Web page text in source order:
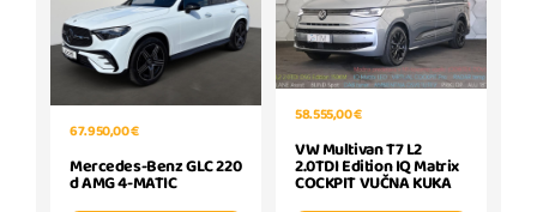
67.950,00 €
Mercedes-Benz GLC 220
d AMG 4-MATIC
58.555,00 €
VW Multivan T7 L2
2.0TDI Edition IQ Matrix
COCKPIT VUČNA KUKA